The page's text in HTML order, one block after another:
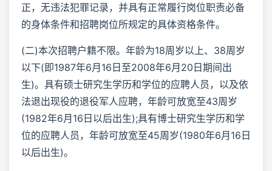
正，无违法犯罪记录，并具有正常履行岗位职责必备
的身体条件和招聘岗位所规定的具体资格条件。
(二)本次招聘户籍不限。年龄为18周岁以上、38周岁
以下(即1987年6月16日至2008年6月20日期间出
生)。具有硕士研究生学历和学位的应聘人员，以及依
法退出现役的退役军人应聘，年龄可放宽至43周岁
(1982年6月16日以后出生);具有博士研究生学历和学
位的应聘人员，年龄可放宽至45周岁(1980年6月16日
以后出生)。